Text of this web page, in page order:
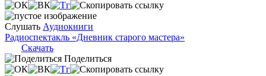
Слушать Аудиокниги
Радиоспектакль «Дневник старого мастера»
Скачать
Поделиться